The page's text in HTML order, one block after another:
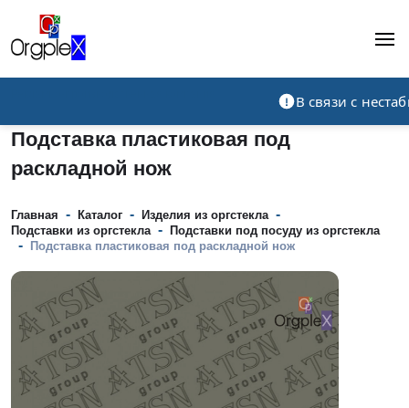
В связи с
Подставка пластиковая под
раскладной нож
Главная - Каталог - Изделия из оргстекла -
Подставки из оргстекла - Подставки под посуду из оргстекла
- Подставка пластиковая под раскладной нож